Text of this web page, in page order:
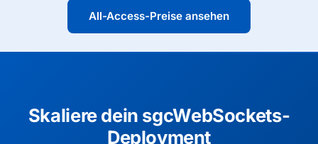
All-Access-Preise ansehen
Skaliere dein sgcWebSockets-
Deployment